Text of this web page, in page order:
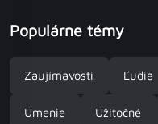
Populárne témy
Zaujímavosti Ľudia
Umenie Užitočné